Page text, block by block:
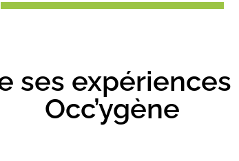
ses
Occ’ygène